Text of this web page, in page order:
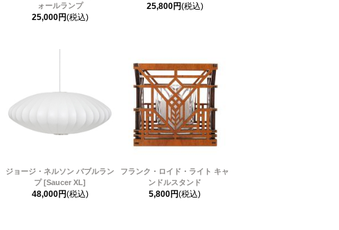
ォールランプ
25,000円(税込)
25,800円(税込)
ジョージ・ネルソン バブルラン
プ [Saucer XL]
48,000円(税込)
フランク・ロイド・ライト キャ
ンドルスタンド
5,800円(税込)